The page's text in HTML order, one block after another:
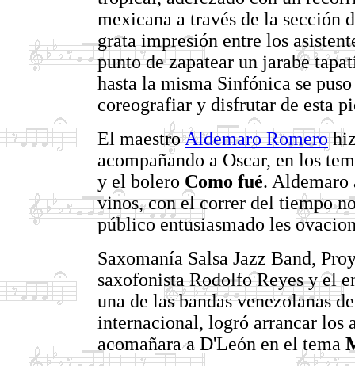
mexicana a través de la sección
grata impresión entre los
punto de zapatear un jarabe
hasta la misma Sinfónica se
coreografiar y disfrutar de esta
El maestroAldemaro Romero
acompañando a Oscar, en los
y el bolero Como fué. Aldemaro
vinos, con el correr del tiempo
público entusiasmado les
Saxomanía Salsa Jazz Band,
saxofonista Rodolfo Reyes y el
una de las bandas venezolanas
internacional, logró arrancar los
acomañara a D'León en el tema